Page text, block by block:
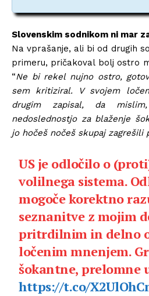
Slovenskim sodnikom ni mar
Na vprašanje, ali bi od drugih
primeru, pričakoval bolj ostro
“Ne bi rekel nujno ostro,
sem kritiziral. V svojem
drugim zapisal, da
nedoslednostjo za blaženje
jo hočeš nočeš skupaj zagrešili
US je odločilo o
volilnega sistema.
mogoče korektno
seznanitve z mojim
pritrdilnim in delno
ločenim mnenjem.
šokantne, prelomne
https://t.co/